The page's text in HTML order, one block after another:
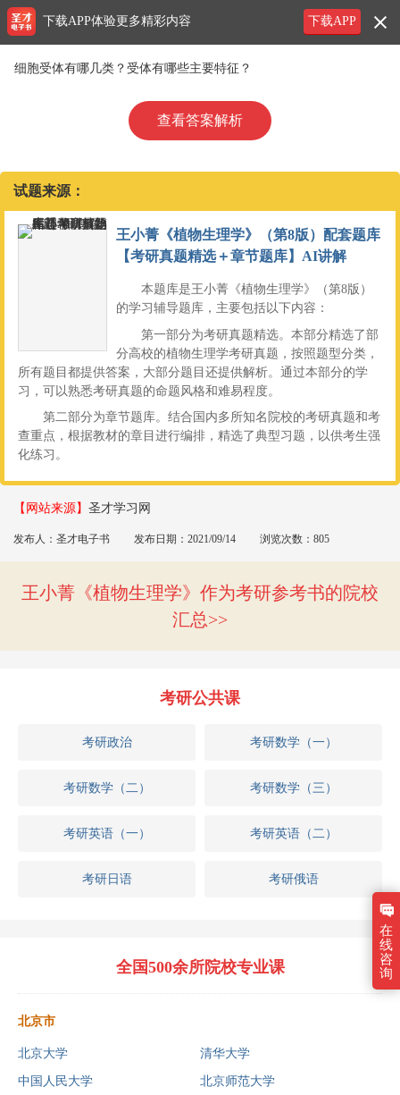
细胞受体有哪几类？受体有哪些主要特征？
查看答案解析
试题来源：
王小菁《植物生理学》（第8版）配套题库
【考研真题精选＋章节题库】AI讲解
本题库是王小菁《植物生理学》（第8版）
的学习辅导题库，主要包括以下内容：
第一部分为考研真题精选。本部分精选了部
分高校的植物生理学考研真题，按照题型分类，
所有题目都提供答案，大部分题目还提供解析。通过本部分的学
习，可以熟悉考研真题的命题风格和难易程度。
第二部分为章节题库。结合国内多所知名院校的考研真题和考
查重点，根据教材的章目进行编排，精选了典型习题，以供考生强
化练习。
【网站来源】 圣才学习网
发布人：圣才电子书 发布日期：2021/09/14 浏览次数：805
王小菁《植物生理学》作为考研参考书的院校
汇总
考研公共课
考研政治 考研数学（一）
考研数学（二） 考研数学（三）
考研英语（一） 考研英语（二）
考研日语 考研俄语
全国500余所院校专业课
北京市
北京大学 清华大学
中国人民大学 北京师范大学
下载APP
下载APP体验更多精彩内容
在
线
咨
询